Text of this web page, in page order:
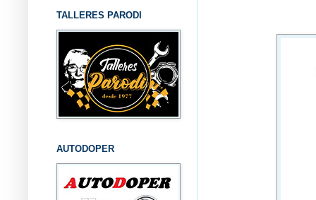
TALLERES PARODI
AUTODOPER